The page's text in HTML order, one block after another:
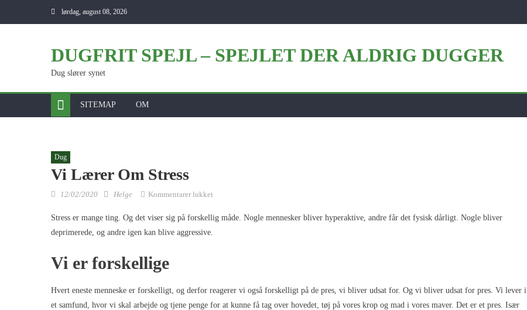
lørdag, august 08, 2026
DUGFRIT SPEJL – SPEJLET DER ALDRIG DUGGER
Dug slører synet
SITEMAP OM
Dug
Vi Lærer Om Stress
Posted on
12/02/2020 Author
Helge Kommentarer lukket
Stress er mange ting. Og det viser sig på forskellig måde. Nogle mennesker bliver hyperaktive, andre får det fysisk dårligt. Nogle bliver
deprimerede, og andre igen kan blive aggressive.
Vi er forskellige
Hvert eneste menneske er forskelligt, og derfor reagerer vi også forskelligt på de pres, vi bliver udsat for. Og vi bliver udsat for pres. Vi lever i
et samfund, hvor vi skal arbejde og tjene penge for at kunne få tag over hovedet, tøj på vores krop og mad i vores maver. Det er et pres. Især